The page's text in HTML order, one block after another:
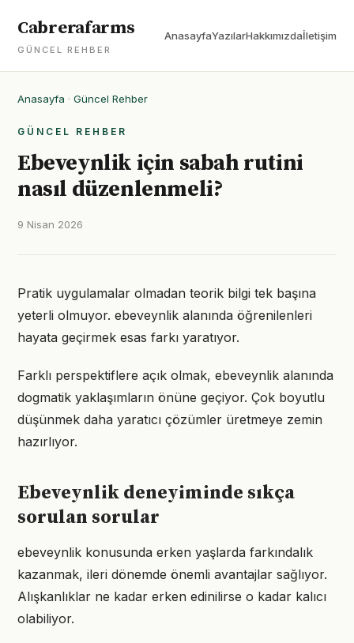
Cabrerafarms
GÜNCEL REHBER
AnasayfaYazılarHakkımızdaİletişim
Anasayfa · Güncel Rehber
GÜNCEL REHBER
Ebeveynlik için sabah rutini
nasıl düzenlenmeli?
9 Nisan 2026
Pratik uygulamalar olmadan teorik bilgi tek başına
yeterli olmuyor. ebeveynlik alanında öğrenilenleri
hayata geçirmek esas farkı yaratıyor.
Farklı perspektiflere açık olmak, ebeveynlik alanında
dogmatik yaklaşımların önüne geçiyor. Çok boyutlu
düşünmek daha yaratıcı çözümler üretmeye zemin
hazırlıyor.
Ebeveynlik deneyiminde sıkça
sorulan sorular
ebeveynlik konusunda erken yaşlarda farkındalık
kazanmak, ileri dönemde önemli avantajlar sağlıyor.
Alışkanlıklar ne kadar erken edinilirse o kadar kalıcı
olabiliyor.